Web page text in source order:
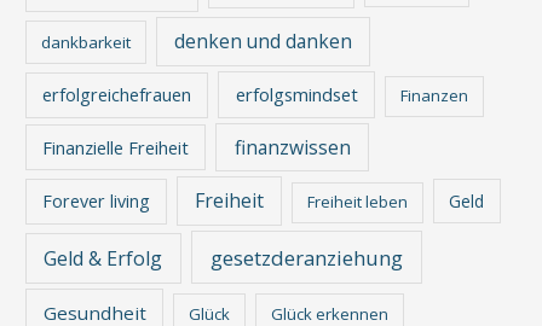
dankbarkeit denken und danken
erfolgreichefrauen erfolgsmindset Finanzen
Finanzielle Freiheit finanzwissen
Forever living Freiheit Freiheit leben Geld
Geld & Erfolg gesetzderanziehung
Gesundheit Glück Glück erkennen